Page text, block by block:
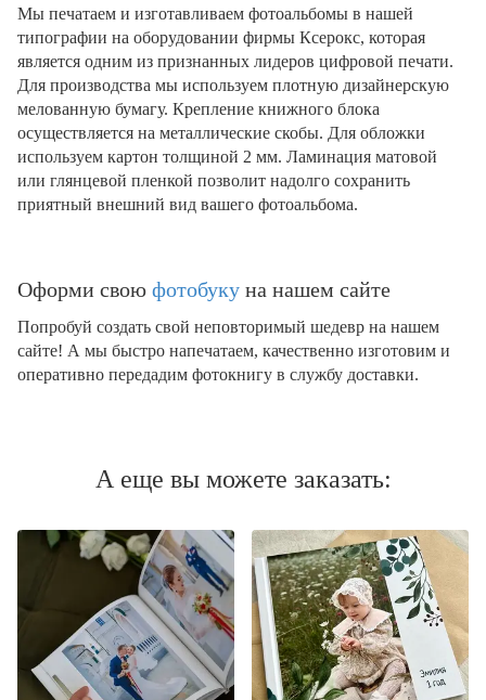
Мы печатаем и изготавливаем фотоальбомы в нашей
типографии на оборудовании фирмы Ксерокс, которая
является одним из признанных лидеров цифровой печати.
Для производства мы используем плотную дизайнерскую
мелованную бумагу. Крепление книжного блока
осуществляется на металлические скобы. Для обложки
используем картон толщиной 2 мм. Ламинация матовой
или глянцевой пленкой позволит надолго сохранить
приятный внешний вид вашего фотоальбома.
Оформи свою фотобуку на нашем сайте
Попробуй создать свой неповторимый шедевр на нашем
сайте! А мы быстро напечатаем, качественно изготовим и
оперативно передадим фотокнигу в службу доставки.
А еще вы можете заказать: